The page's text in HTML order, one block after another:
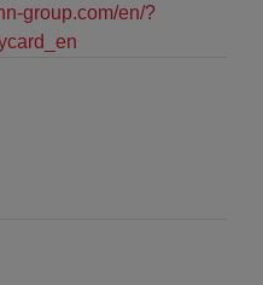
group.com/en/?